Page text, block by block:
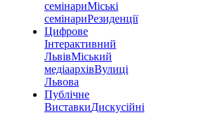
семінариМіські
семінариРезиденції
Цифрове
Інтерактивний
ЛьвівМіський
медіаархівВулиці
Львова
Публічне
ВиставкиДискусійні